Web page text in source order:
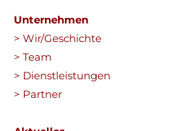
Unternehmen
> Wir/Geschichte
> Team
> Dienstleistungen
> Partner